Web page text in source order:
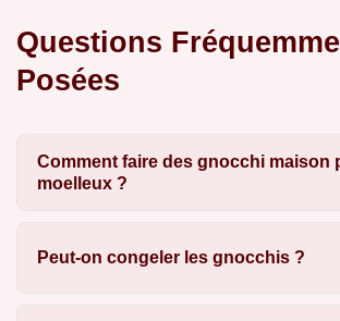
Questions
Posées
Comment faire des gnocchi maison
moelleux ?
Peut-on congeler les gnocchis ?